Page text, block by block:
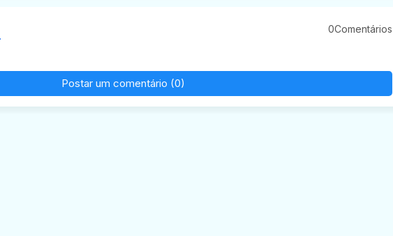
0Comentários
Postar um comentário (0)